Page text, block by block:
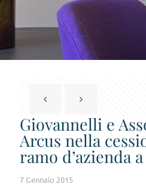
Giovannelli e
Arcus nella
ramo d’azienda
7 Gennaio 2015